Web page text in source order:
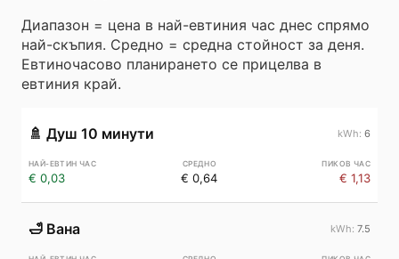
Диапазон = цена в най-евтиния час днес спрямо
най-скъпия. Средно = средна стойност за деня.
Евтиночасово планирането се прицелва в
евтиния край.
🚿 Душ 10 минути 6
€ 0,03 € 0,64 € 1,13
🛁 Вана 7.5